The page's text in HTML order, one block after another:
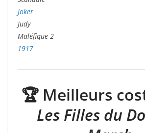
Joker
Judy
Maléfique 2
1917
🏆 Meilleurs
Les Filles du